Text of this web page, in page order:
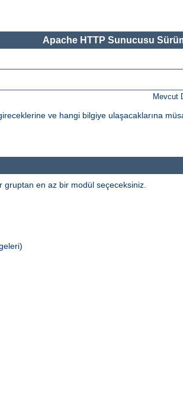
Apache HTTP Sunucusu
Mevcut
ve hangi bilgiye ulaşacaklarına
en az bir modül seçeceksiniz.